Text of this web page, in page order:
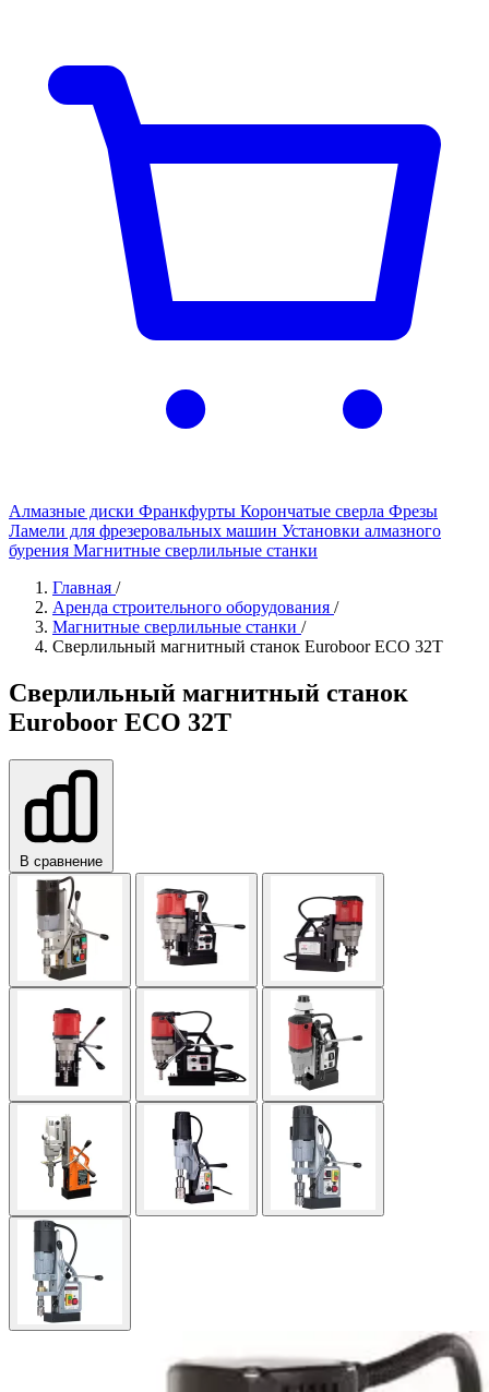
Алмазные диски Франкфурты Корончатые сверла Фрезы
Ламели для фрезеровальных машин Установки алмазного
бурения Магнитные сверлильные станки
Главная /
Аренда строительного оборудования /
Магнитные сверлильные станки /
Сверлильный магнитный станок Euroboor ECO 32T
Сверлильный магнитный станок
Euroboor ECO 32T
В сравнение